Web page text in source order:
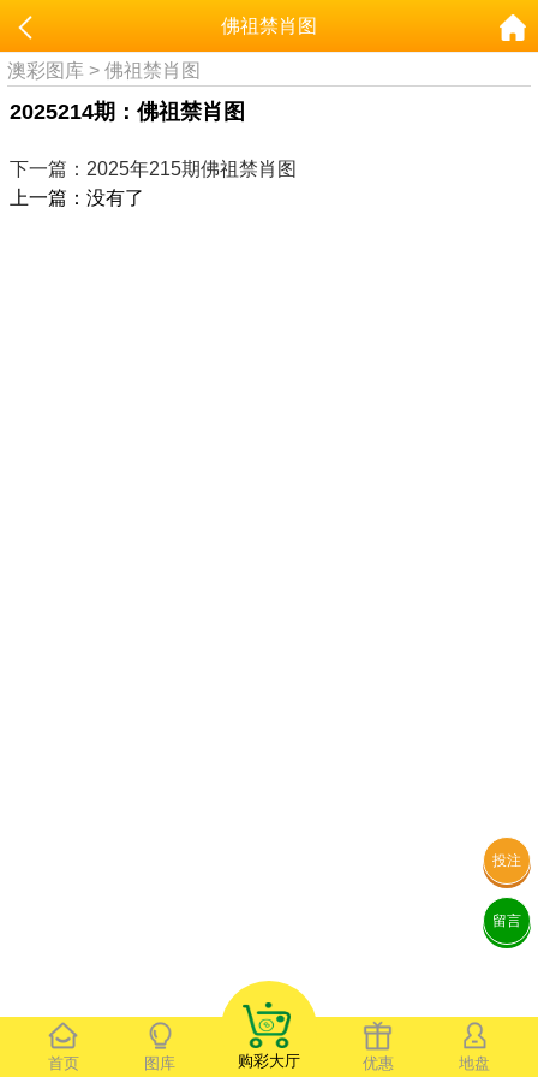
首页 图库 购彩大厅 优惠 地盘
投注
留言
佛祖禁肖图
澳彩图库 >佛祖禁肖图
2025214期：佛祖禁肖图
下一篇：2025年215期佛祖禁肖图
上一篇：没有了